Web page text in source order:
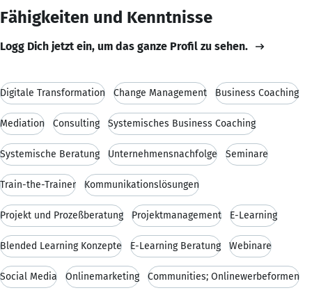
Fähigkeiten und Kenntnisse
Logg Dich jetzt ein, um das ganze Profil zu sehen.
Digitale Transformation Change Management Business Coaching
Mediation Consulting Systemisches Business Coaching
Systemische Beratung Unternehmensnachfolge Seminare
Train-the-Trainer Kommunikationslösungen
Projekt und Prozeßberatung Projektmanagement E-Learning
Blended Learning Konzepte E-Learning Beratung Webinare
Social Media Onlinemarketing Communities; Onlinewerbeformen